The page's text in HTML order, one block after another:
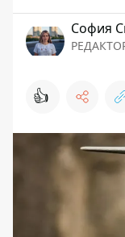
София
👍